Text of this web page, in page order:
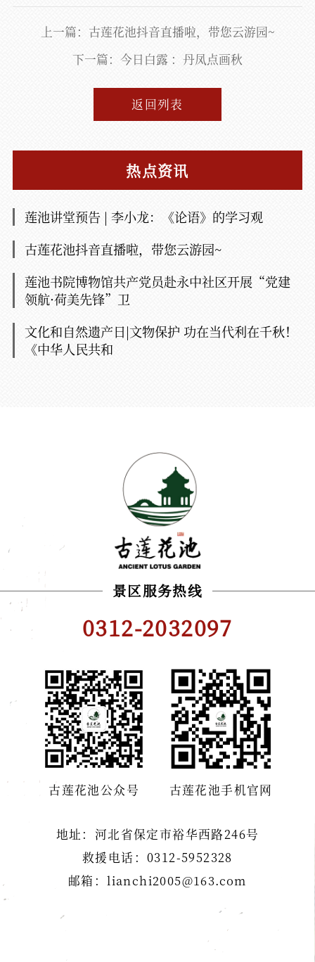
上一篇：古莲花池抖音直播啦，带您云游园~
下一篇：今日白露 ：丹凤点画秋
返回列表
热点资讯
莲池讲堂预告 | 李小龙：《论语》的学习观
古莲花池抖音直播啦，带您云游园~
莲池书院博物馆共产党员赴永中社区开展“党建
领航·荷美先锋”卫
文化和自然遗产日|文物保护 功在当代利在千秋！
《中华人民共和
景区服务热线
0312-2032097
古莲花池公众号 古莲花池手机官网
地址：河北省保定市裕华西路246号
救援电话：0312-5952328
邮箱：lianchi2005@163.com